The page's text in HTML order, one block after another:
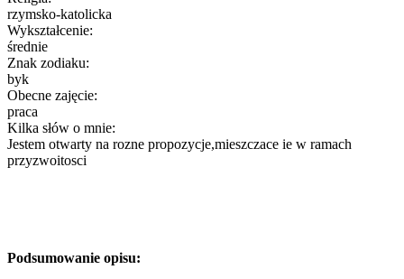
rzymsko-katolicka
Wykształcenie:
średnie
Znak zodiaku:
byk
Obecne zajęcie:
praca
Kilka słów o mnie:
Jestem otwarty na rozne propozycje,mieszczace ie w ramach
przyzwoitosci
Podsumowanie opisu: